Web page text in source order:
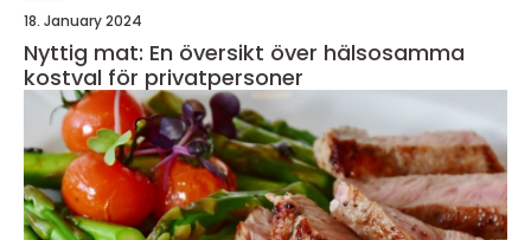
18. January 2024
Nyttig mat: En översikt över hälsosamma
kostval för privatpersoner